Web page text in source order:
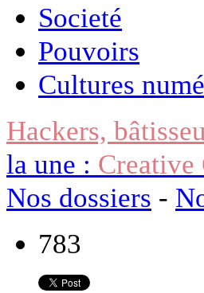
Societé
Pouvoirs
Cultures
Hackers,
la une : Creative
Nos dossiers -
783